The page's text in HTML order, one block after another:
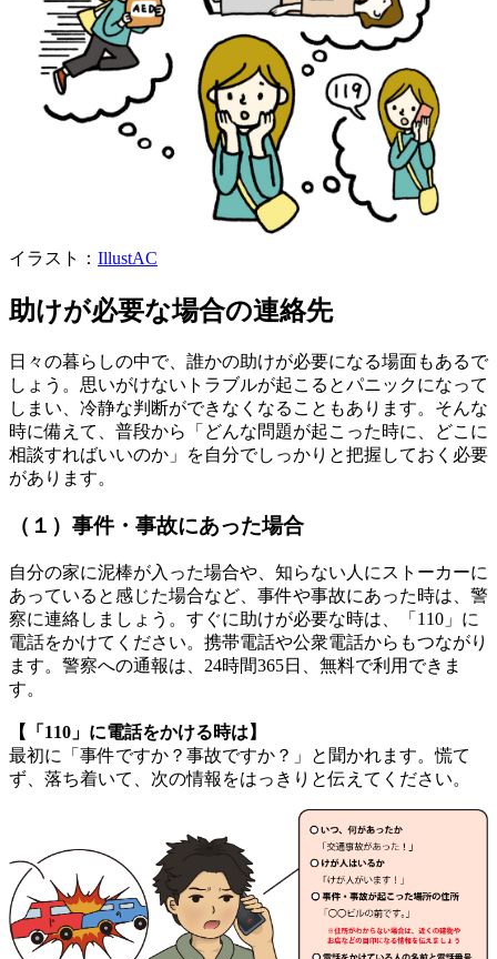
イラスト： IllustAC
助けが必要な場合の連絡先
日々の暮らしの中で、誰かの助けが必要になる場面もあるで
しょう。思いがけないトラブルが起こるとパニックになって
しまい、冷静な判断ができなくなることもあります。そんな
時に備えて、普段から「どんな問題が起こった時に、どこに
相談すればいいのか」を自分でしっかりと把握しておく必要
があります。
（１）事件・事故にあった場合
自分の家に泥棒が入った場合や、知らない人にストーカーに
あっていると感じた場合など、事件や事故にあった時は、警
察に連絡しましょう。すぐに助けが必要な時は、「110」に
電話をかけてください。携帯電話や公衆電話からもつながり
ます。警察への通報は、24時間365日、無料で利用できま
す。
【「110」に電話をかける時は】
最初に「事件ですか？事故ですか？」と聞かれます。慌て
ず、落ち着いて、次の情報をはっきりと伝えてください。